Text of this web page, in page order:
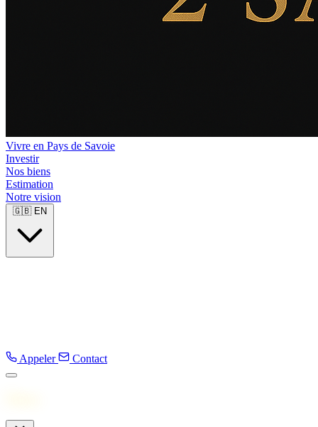
Vivre en Pays de Savoie
Investir
Nos biens
Estimation
Notre vision
🇬🇧 EN
Appeler Contact